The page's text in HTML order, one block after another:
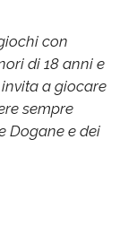
con
di 18 anni e
a giocare
sempre
Dogane e dei